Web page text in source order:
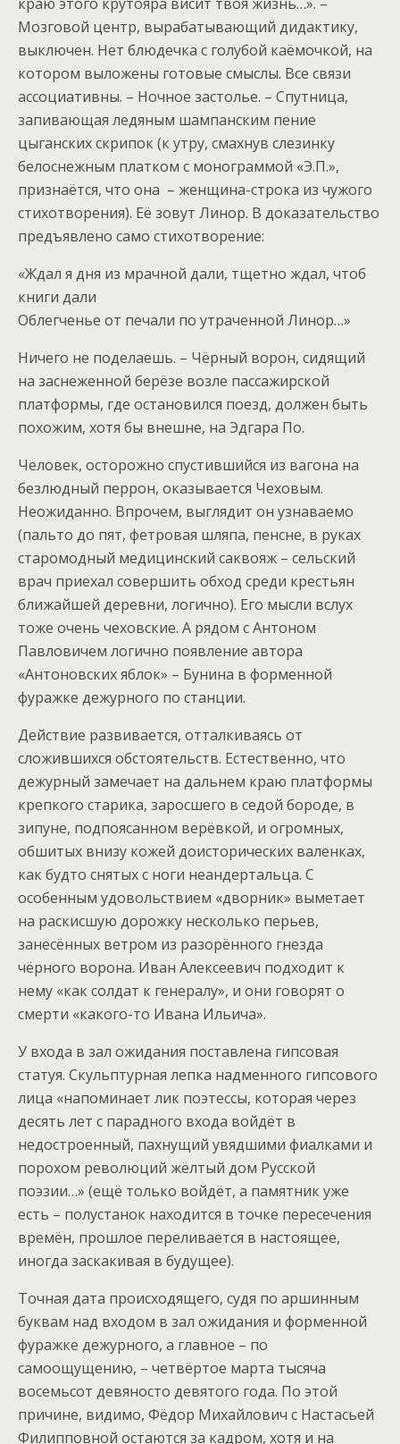
Мозговой центр, вырабатывающий дидактику,
выключен. Нет блюдечка с голубой каёмочкой, на
котором выложены готовые смыслы. Все связи
ассоциативны. – Ночное застолье. – Спутница,
запивающая ледяным шампанским пение
цыганских скрипок (к утру, смахнув слезинку
белоснежным платком с монограммой «Э.П.»,
признаётся, что она – женщина-строка из чужого
стихотворения). Её зовут Линор. В доказательство
предъявлено само стихотворение:
«Ждал я дня из мрачной дали, тщетно ждал, чтоб
книги дали
Облегченье от печали по утраченной Линор…»
Ничего не поделаешь. – Чёрный ворон, сидящий
на заснеженной берёзе возле пассажирской
платформы, где остановился поезд, должен быть
похожим, хотя бы внешне, на Эдгара По.
Человек, осторожно спустившийся из вагона на
безлюдный перрон, оказывается Чеховым.
Неожиданно. Впрочем, выглядит он узнаваемо
(пальто до пят, фетровая шляпа, пенсне, в руках
старомодный медицинский саквояж – сельский
врач приехал совершить обход среди крестьян
ближайшей деревни, логично). Его мысли вслух
тоже очень чеховские. А рядом с Антоном
Павловичем логично появление автора
«Антоновских яблок» – Бунина в форменной
фуражке дежурного по станции.
Действие развивается, отталкиваясь от
сложившихся обстоятельств. Естественно, что
дежурный замечает на дальнем краю платформы
крепкого старика, заросшего в седой бороде, в
зипуне, подпоясанном верёвкой, и огромных,
обшитых внизу кожей доисторических валенках,
как будто снятых с ноги неандертальца. С
особенным удовольствием «дворник» выметает
на раскисшую дорожку несколько перьев,
занесённых ветром из разорённого гнезда
чёрного ворона. Иван Алексеевич подходит к
нему «как солдат к генералу», и они говорят о
смерти «какого-то Ивана Ильича».
У входа в зал ожидания поставлена гипсовая
статуя. Скульптурная лепка надменного гипсового
лица «напоминает лик поэтессы, которая через
десять лет с парадного входа войдёт в
недостроенный, пахнущий увядшими фиалками и
порохом революций жёлтый дом Русской
поэзии…» (ещё только войдёт, а памятник уже
есть – полустанок находится в точке пересечения
времён, прошлое переливается в настоящее,
иногда заскакивая в будущее).
Точная дата происходящего, судя по аршинным
буквам над входом в зал ожидания и форменной
фуражке дежурного, а главное – по
самоощущению, – четвёртое марта тысяча
восемьсот девяносто девятого года. По этой
причине, видимо, Фёдор Михайлович с Настасьей
Филипповной остаются за кадром, хотя и на